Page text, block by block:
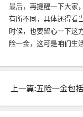
最后，再提醒一下大家
有所不同，具体还得看
时候，也要留心一下这
险一金，这可是咱们生